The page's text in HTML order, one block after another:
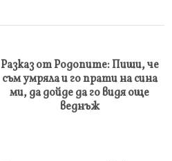
Разказ от Родопите: Пиши, че
съм умряла и го прати на сина
ми, да дойде да го видя още
веднъж